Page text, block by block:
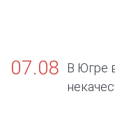
07.08
В Югре